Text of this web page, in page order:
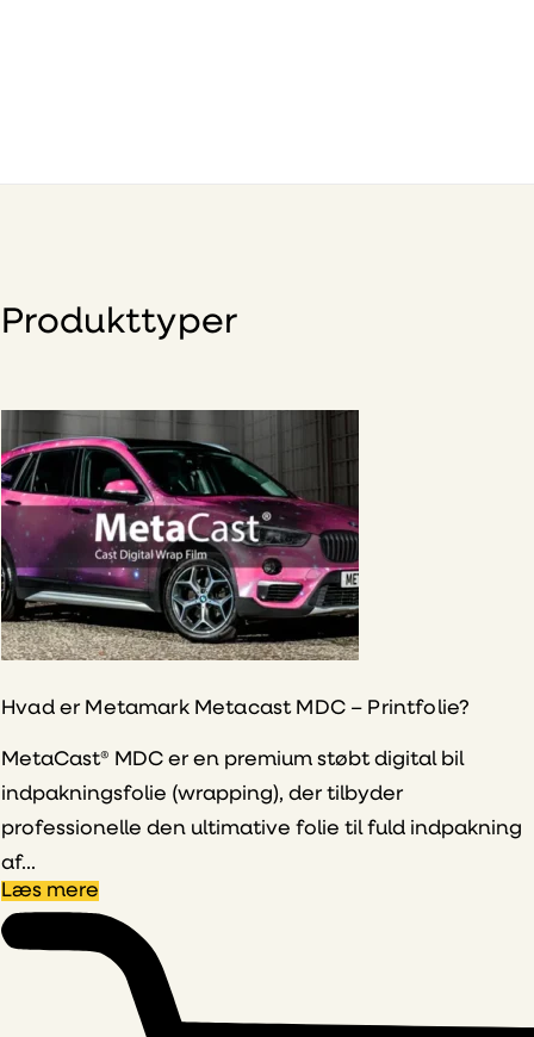
Produkttyper
Hvad er Metamark Metacast MDC – Printfolie?
MetaCast® MDC er en premium støbt digital bil
indpakningsfolie (wrapping), der tilbyder
professionelle den ultimative folie til fuld indpakning
af...
Læs mere